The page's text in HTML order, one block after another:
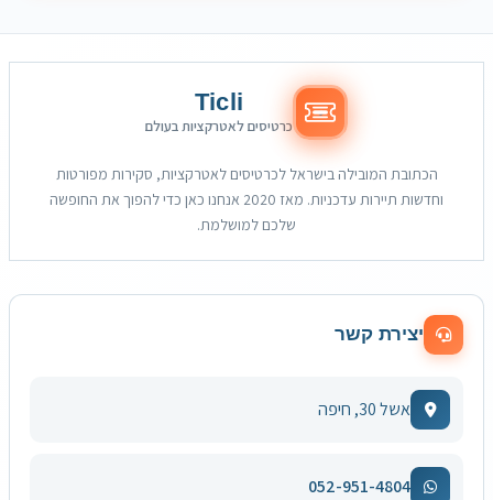
Ticli
כרטיסים לאטרקציות בעולם
הכתובת המובילה בישראל לכרטיסים לאטרקציות, סקירות מפורטות
וחדשות תיירות עדכניות. מאז 2020 אנחנו כאן כדי להפוך את החופשה
שלכם למושלמת.
יצירת קשר
אשל 30, חיפה
052-951-4804